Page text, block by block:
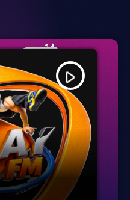
play_arrow